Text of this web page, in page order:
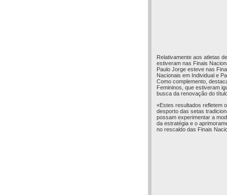
Relativamente aos atletas
estiveram nas Finais
Paulo Jorge esteve nas
Nacionais em Individual e
Como complemento,
Femininos, que estiveram
busca da renovação do
«Estes resultados refletem
desporto das setas
possam experimentar a
da estratégia e o
no rescaldo das Finais